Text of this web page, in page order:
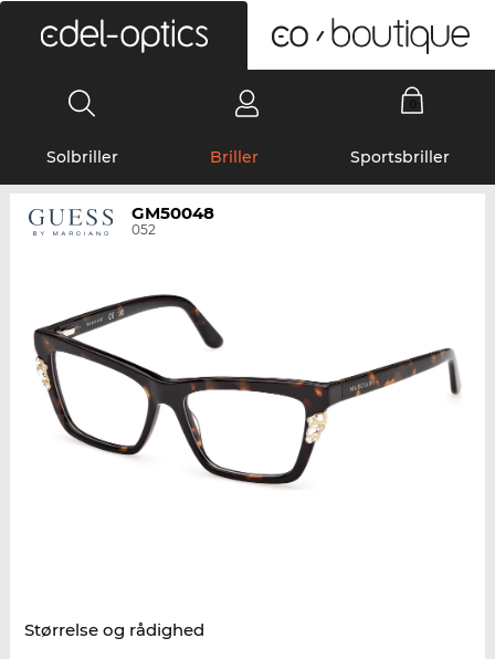
Solbriller Briller Sportsbriller
GM50048
052
Størrelse og rådighed